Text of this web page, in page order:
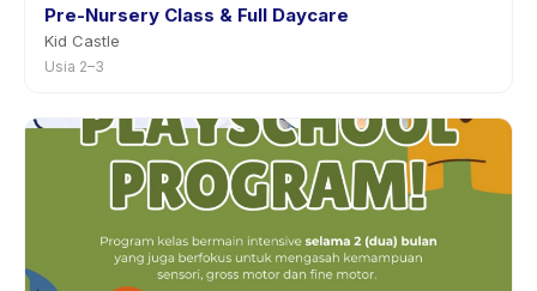
Pre-Nursery Class & Full Daycare
Kid Castle
Usia 2–3